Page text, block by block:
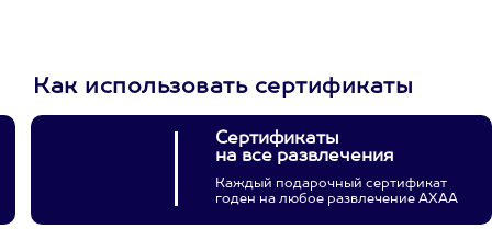
Как использовать сертификаты
Сертификаты
на все развлечения
Каждый подарочный сертификат
годен на любое развлечение АХАА